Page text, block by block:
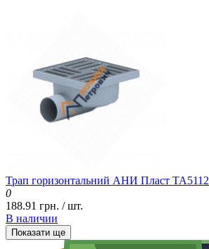
Трап горизонтальний АНИ Пласт ТА5112
0
188.91 грн. / шт.
В наличии
Показати ще